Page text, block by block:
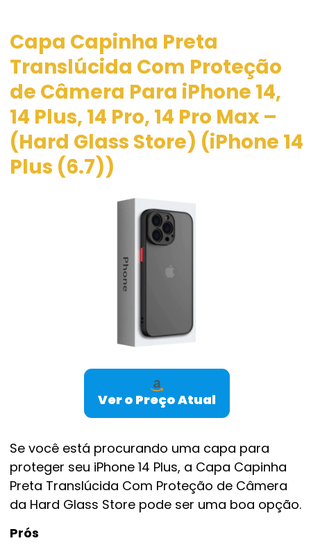
Capa Capinha Preta
Translúcida Com Proteção
de Câmera Para iPhone 14,
14 Plus, 14 Pro, 14 Pro Max –
(Hard Glass Store) (iPhone 14
Plus (6.7))
Ver o Preço Atual
Se você está procurando uma capa para
proteger seu iPhone 14 Plus, a Capa Capinha
Preta Translúcida Com Proteção de Câmera
da Hard Glass Store pode ser uma boa opção.
Prós